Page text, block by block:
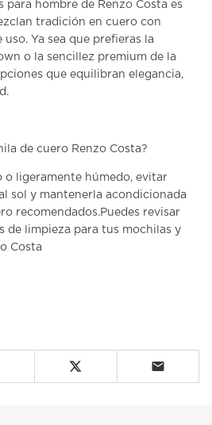
para hombre de Renzo Costa es
tradición en cuero con
Ya sea que prefieras la
o la sencillez premium de la
que equilibran elegancia,
de cuero Renzo Costa?
o ligeramente húmedo, evitar
sol y mantenerla acondicionada
recomendados.Puedes revisar
de limpieza para tus mochilas y
Costa